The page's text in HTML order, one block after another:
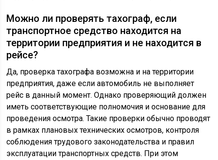
Можно ли проверять тахограф, если
транспортное средство находится на
территории предприятия и не находится в
рейсе?
Да, проверка тахографа возможна и на территории
предприятия, даже если автомобиль не выполняет
рейс в данный момент. Однако проверяющий должен
иметь соответствующие полномочия и основание для
проведения осмотра. Такие проверки обычно проводят
в рамках плановых технических осмотров, контроля
соблюдения трудового законодательства и правил
эксплуатации транспортных средств. При этом